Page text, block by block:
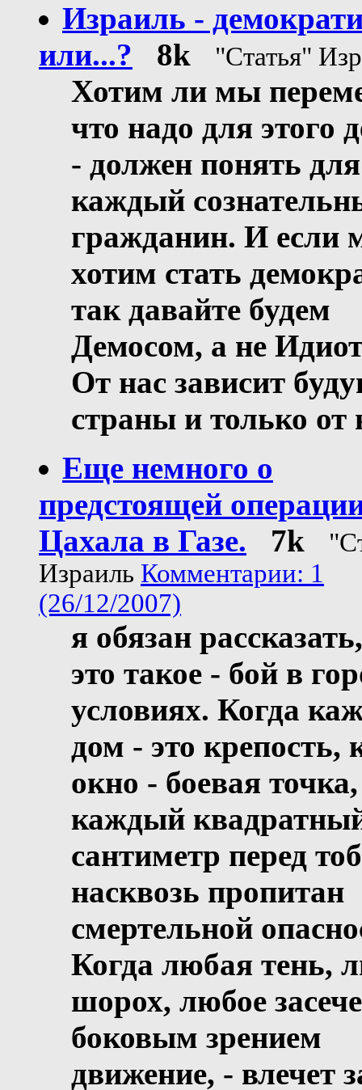
Израиль -
или...?
8k "Статья"
Хотим ли мы
что надо для этого
- должен понять
каждый
гражданин. И если
хотим стать
так давайте будем
Демосом, а не
От нас зависит
страны и только от
Еще немного о
предстоящей
Цахала в Газе.
7k
Израиль Комментарии: 1
(26/12/2007)
я обязан
это такое - бой в
условиях. Когда
дом - это крепость,
окно - боевая точка,
каждый
сантиметр перед
насквозь пропитан
смертельной
Когда любая тень,
шорох, любое
боковым зрением
движение, - влечет